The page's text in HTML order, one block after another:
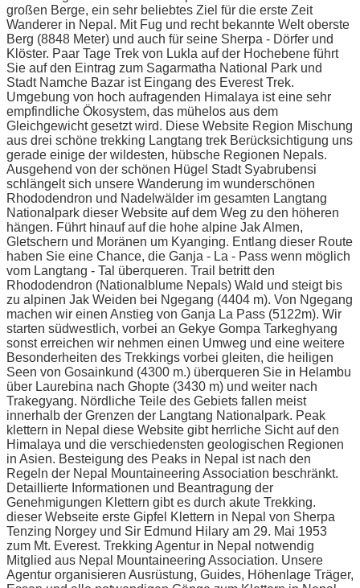
großen Berge, ein sehr beliebtes Ziel für die erste Zeit
Wanderer in Nepal. Mit Fug und recht bekannte Welt oberste
Berg (8848 Meter) und auch für seine Sherpa - Dörfer und
Klöster. Paar Tage Trek von Lukla auf der Hochebene führt
Sie auf den Eintrag zum Sagarmatha National Park und
Stadt Namche Bazar ist Eingang des Everest Trek.
Umgebung von hoch aufragenden Himalaya ist eine sehr
empfindliche Ökosystem, das mühelos aus dem
Gleichgewicht gesetzt wird. Diese Website Region Mischung
aus drei schöne trekking Langtang trek Berücksichtigung uns
gerade einige der wildesten, hübsche Regionen Nepals.
Ausgehend von der schönen Hügel Stadt Syabrubensi
schlängelt sich unsere Wanderung im wunderschönen
Rhododendron und Nadelwälder im gesamten Langtang
Nationalpark dieser Website auf dem Weg zu den höheren
hängen. Führt hinauf auf die hohe alpine Jak Almen,
Gletschern und Moränen um Kyanging. Entlang dieser Route
haben Sie eine Chance, die Ganja - La - Pass wenn möglich
vom Langtang - Tal überqueren. Trail betritt den
Rhododendron (Nationalblume Nepals) Wald und steigt bis
zu alpinen Jak Weiden bei Ngegang (4404 m). Von Ngegang
machen wir einen Anstieg von Ganja La Pass (5122m). Wir
starten südwestlich, vorbei an Gekye Gompa Tarkeghyang
sonst erreichen wir nehmen einen Umweg und eine weitere
Besonderheiten des Trekkings vorbei gleiten, die heiligen
Seen von Gosainkund (4300 m.) überqueren Sie in Helambu
über Laurebina nach Ghopte (3430 m) und weiter nach
Trakegyang. Nördliche Teile des Gebiets fallen meist
innerhalb der Grenzen der Langtang Nationalpark. Peak
klettern in Nepal diese Website gibt herrliche Sicht auf den
Himalaya und die verschiedensten geologischen Regionen
in Asien. Besteigung des Peaks in Nepal ist nach den
Regeln der Nepal Mountaineering Association beschränkt.
Detaillierte Informationen und Beantragung der
Genehmigungen Klettern gibt es durch akute Trekking.
dieser Webseite erste Gipfel Klettern in Nepal von Sherpa
Tenzing Norgey und Sir Edmund Hilary am 29. Mai 1953
zum Mt. Everest. Trekking Agentur in Nepal notwendig
Mitglied aus Nepal Mountaineering Association. Unsere
Agentur organisieren Ausrüstung, Guides, Höhenlage Träger,